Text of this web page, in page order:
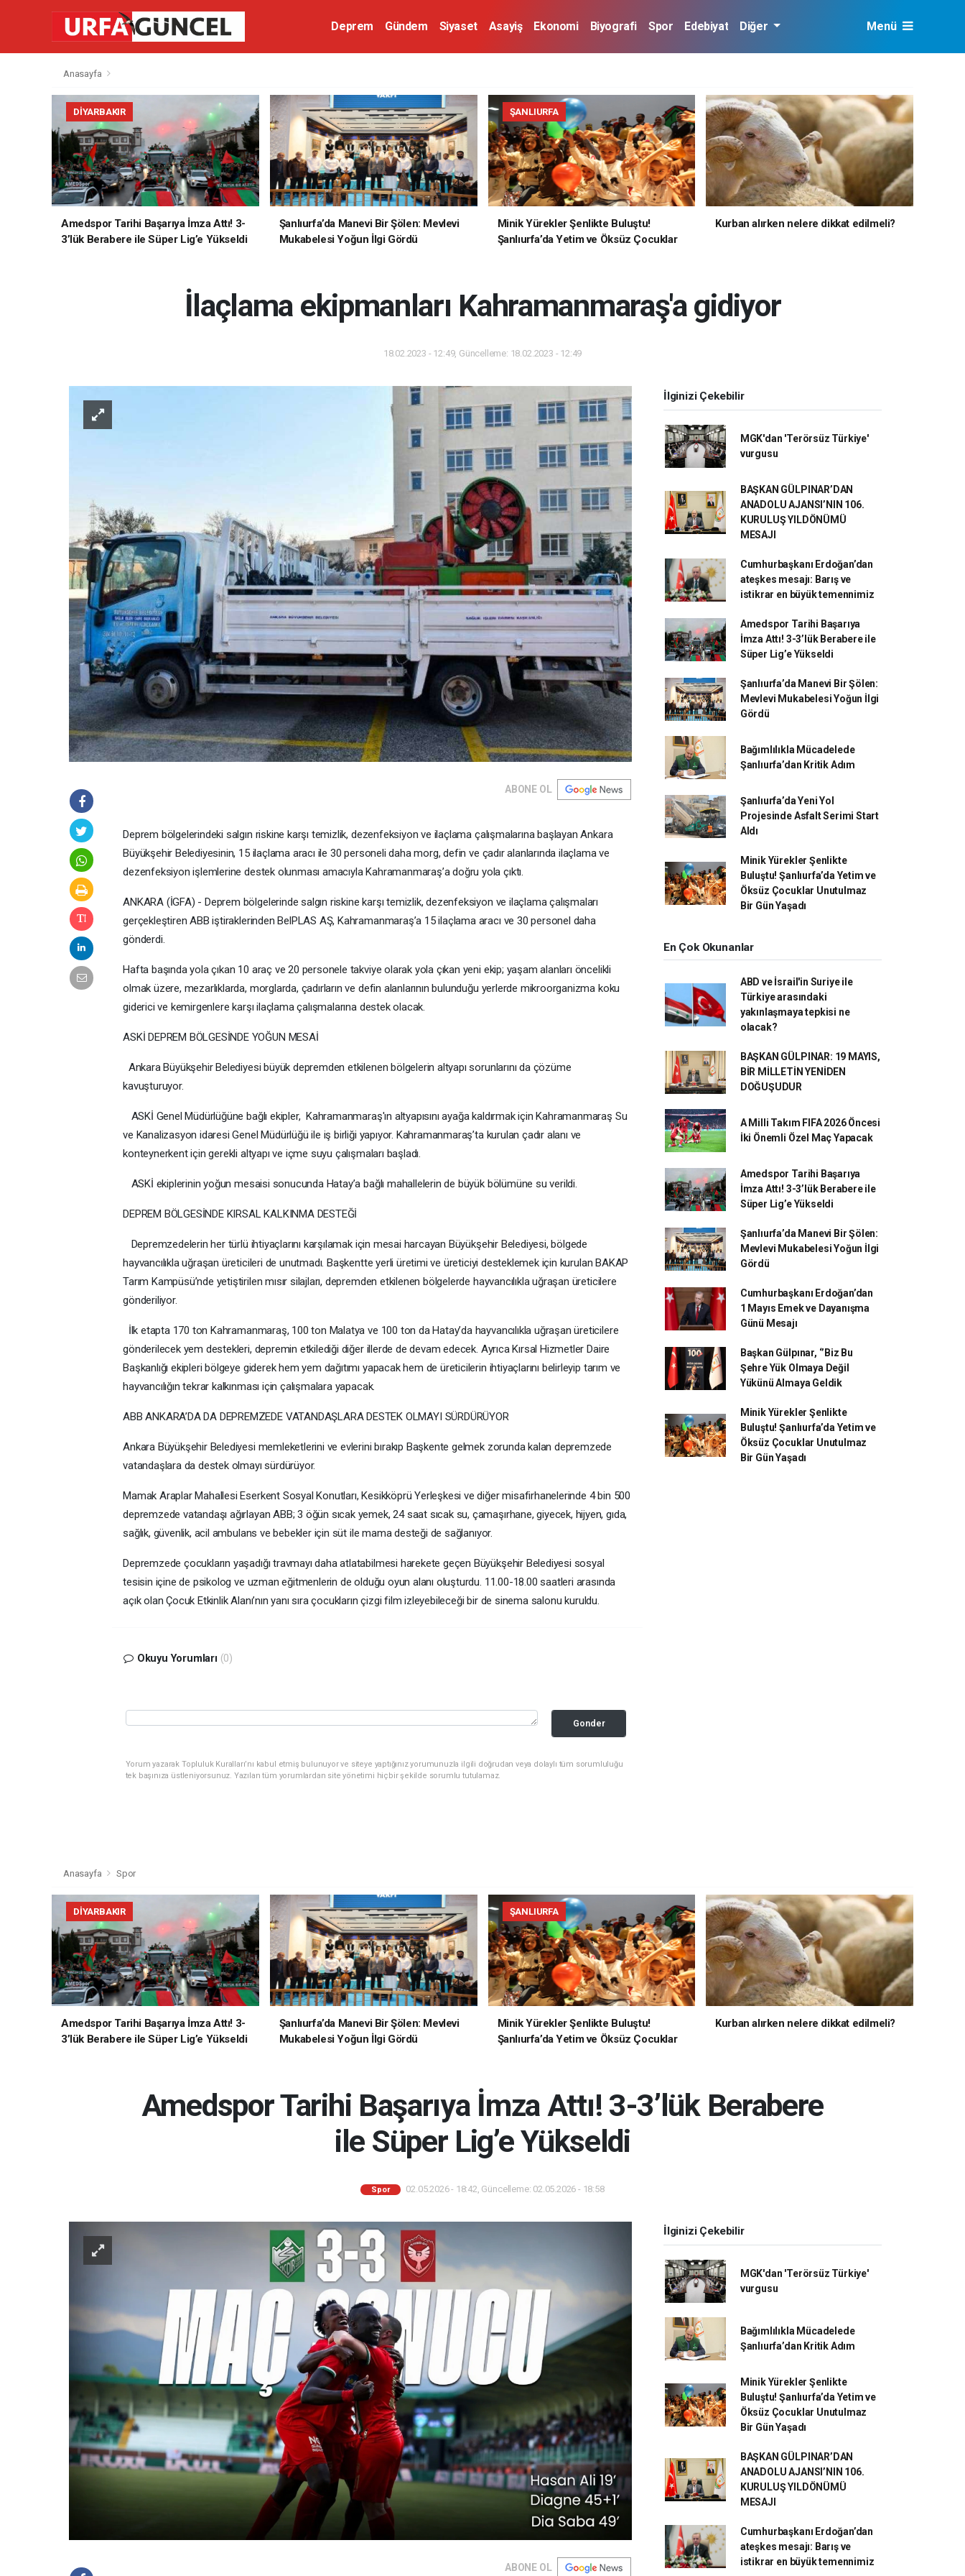
Deprem Gündem Siyaset Asayiş Ekonomi Biyografi Spor Edebiyat Diğer Menü
Anasayfa
DIYARBAKIR
Amedspor Tarihi Başarıya İmza Attı! 3-
3’lük Berabere ile Süper Lig’e Yükseldi
Şanlıurfa’da Manevi Bir Şölen: Mevlevi
Mukabelesi Yoğun İlgi Gördü
ŞANLIURFA
Minik Yürekler Şenlikte Buluştu!
Şanlıurfa’da Yetim ve Öksüz Çocuklar
Kurban alırken nelere dikkat edilmeli?
İlaçlama ekipmanları Kahramanmaraş'a gidiyor
18.02.2023 - 12:49, Güncelleme: 18.02.2023 - 12:49
ABONE OL
Deprem bölgelerindeki salgın riskine karşı temizlik, dezenfeksiyon ve ilaçlama çalışmalarına başlayan Ankara
Büyükşehir Belediyesinin, 15 ilaçlama aracı ile 30 personeli daha morg, defin ve çadır alanlarında ilaçlama ve
dezenfeksiyon işlemlerine destek olunması amacıyla Kahramanmaraş’a doğru yola çıktı.
ANKARA (İGFA) - Deprem bölgelerinde salgın riskine karşı temizlik, dezenfeksiyon ve ilaçlama çalışmaları
gerçekleştiren ABB iştiraklerinden BelPLAS AŞ, Kahramanmaraş’a 15 ilaçlama aracı ve 30 personel daha
gönderdi.
Hafta başında yola çıkan 10 araç ve 20 personele takviye olarak yola çıkan yeni ekip; yaşam alanları öncelikli
olmak üzere, mezarlıklarda, morglarda, çadırların ve defin alanlarının bulunduğu yerlerde mikroorganizma koku
giderici ve kemirgenlere karşı ilaçlama çalışmalarına destek olacak.
ASKİ DEPREM BÖLGESİNDE YOĞUN MESAİ
Ankara Büyükşehir Belediyesi büyük depremden etkilenen bölgelerin altyapı sorunlarını da çözüme
kavuşturuyor.
ASKİ Genel Müdürlüğüne bağlı ekipler, Kahramanmaraş'ın altyapısını ayağa kaldırmak için Kahramanmaraş Su
ve Kanalizasyon idaresi Genel Müdürlüğü ile iş birliği yapıyor. Kahramanmaraş’ta kurulan çadır alanı ve
konteynerkent için gerekli altyapı ve içme suyu çalışmaları başladı.
ASKİ ekiplerinin yoğun mesaisi sonucunda Hatay’a bağlı mahallelerin de büyük bölümüne su verildi.
DEPREM BÖLGESİNDE KIRSAL KALKINMA DESTEĞİ
Depremzedelerin her türlü ihtiyaçlarını karşılamak için mesai harcayan Büyükşehir Belediyesi, bölgede
hayvancılıkla uğraşan üreticileri de unutmadı. Başkentte yerli üretimi ve üreticiyi desteklemek için kurulan BAKAP
Tarım Kampüsü’nde yetiştirilen mısır silajları, depremden etkilenen bölgelerde hayvancılıkla uğraşan üreticilere
gönderiliyor.
İlk etapta 170 ton Kahramanmaraş, 100 ton Malatya ve 100 ton da Hatay’da hayvancılıkla uğraşan üreticilere
gönderilecek yem destekleri, depremin etkilediği diğer illerde de devam edecek. Ayrıca Kırsal Hizmetler Daire
Başkanlığı ekipleri bölgeye giderek hem yem dağıtımı yapacak hem de üreticilerin ihtiyaçlarını belirleyip tarım ve
hayvancılığın tekrar kalkınması için çalışmalara yapacak.
ABB ANKARA’DA DA DEPREMZEDE VATANDAŞLARA DESTEK OLMAYI SÜRDÜRÜYOR
Ankara Büyükşehir Belediyesi memleketlerini ve evlerini bırakıp Başkente gelmek zorunda kalan depremzede
vatandaşlara da destek olmayı sürdürüyor.
Mamak Araplar Mahallesi Eserkent Sosyal Konutları, Kesikköprü Yerleşkesi ve diğer misafirhanelerinde 4 bin 500
depremzede vatandaşı ağırlayan ABB; 3 öğün sıcak yemek, 24 saat sıcak su, çamaşırhane, giyecek, hijyen, gıda,
sağlık, güvenlik, acil ambulans ve bebekler için süt ile mama desteği de sağlanıyor.
Depremzede çocukların yaşadığı travmayı daha atlatabilmesi harekete geçen Büyükşehir Belediyesi sosyal
tesisin içine de psikolog ve uzman eğitmenlerin de olduğu oyun alanı oluşturdu. 11.00-18.00 saatleri arasında
açık olan Çocuk Etkinlik Alanı’nın yanı sıra çocukların çizgi film izleyebileceği bir de sinema salonu kuruldu.
Okuyu Yorumları (0)
Gonder
Yorum yazarak Topluluk Kuralları’nı kabul etmiş bulunuyor ve siteye yaptığınız yorumunuzla ilgili doğrudan veya dolaylı tüm sorumluluğu
tek başınıza üstleniyorsunuz. Yazılan tüm yorumlardan site yönetimi hiçbir şekilde sorumlu tutulamaz.
İlginizi Çekebilir
MGK'dan 'Terörsüz Türkiye'
vurgusu
BAŞKAN GÜLPINAR’DAN
ANADOLU AJANSI’NIN 106.
KURULUŞ YILDÖNÜMÜ
MESAJI
Cumhurbaşkanı Erdoğan’dan
ateşkes mesajı: Barış ve
istikrar en büyük temennimiz
Amedspor Tarihi Başarıya
İmza Attı! 3-3’lük Berabere ile
Süper Lig’e Yükseldi
Şanlıurfa’da Manevi Bir Şölen:
Mevlevi Mukabelesi Yoğun İlgi
Gördü
Bağımlılıkla Mücadelede
Şanlıurfa’dan Kritik Adım
Şanlıurfa’da Yeni Yol
Projesinde Asfalt Serimi Start
Aldı
Minik Yürekler Şenlikte
Buluştu! Şanlıurfa’da Yetim ve
Öksüz Çocuklar Unutulmaz
Bir Gün Yaşadı
En Çok Okunanlar
ABD ve İsrail'in Suriye ile
Türkiye arasındaki
yakınlaşmaya tepkisi ne
olacak?
BAŞKAN GÜLPINAR: 19 MAYIS,
BİR MİLLETİN YENİDEN
DOĞUŞUDUR
A Milli Takım FIFA 2026 Öncesi
İki Önemli Özel Maç Yapacak
Amedspor Tarihi Başarıya
İmza Attı! 3-3’lük Berabere ile
Süper Lig’e Yükseldi
Şanlıurfa’da Manevi Bir Şölen:
Mevlevi Mukabelesi Yoğun İlgi
Gördü
Cumhurbaşkanı Erdoğan’dan
1 Mayıs Emek ve Dayanışma
Günü Mesajı
Başkan Gülpınar, ‘’Biz Bu
Şehre Yük Olmaya Değil
Yükünü Almaya Geldik
Minik Yürekler Şenlikte
Buluştu! Şanlıurfa’da Yetim ve
Öksüz Çocuklar Unutulmaz
Bir Gün Yaşadı
Anasayfa Spor
DIYARBAKIR
Amedspor Tarihi Başarıya İmza Attı! 3-
3’lük Berabere ile Süper Lig’e Yükseldi
Şanlıurfa’da Manevi Bir Şölen: Mevlevi
Mukabelesi Yoğun İlgi Gördü
ŞANLIURFA
Minik Yürekler Şenlikte Buluştu!
Şanlıurfa’da Yetim ve Öksüz Çocuklar
Kurban alırken nelere dikkat edilmeli?
Amedspor Tarihi Başarıya İmza Attı! 3-3’lük Berabere
ile Süper Lig’e Yükseldi
Spor 02.05.2026 - 18:42, Güncelleme: 02.05.2026 - 18:58
ABONE OL
İlginizi Çekebilir
MGK'dan 'Terörsüz Türkiye'
vurgusu
Bağımlılıkla Mücadelede
Şanlıurfa’dan Kritik Adım
Minik Yürekler Şenlikte
Buluştu! Şanlıurfa’da Yetim ve
Öksüz Çocuklar Unutulmaz
Bir Gün Yaşadı
BAŞKAN GÜLPINAR’DAN
ANADOLU AJANSI’NIN 106.
KURULUŞ YILDÖNÜMÜ
MESAJI
Cumhurbaşkanı Erdoğan’dan
ateşkes mesajı: Barış ve
istikrar en büyük temennimiz